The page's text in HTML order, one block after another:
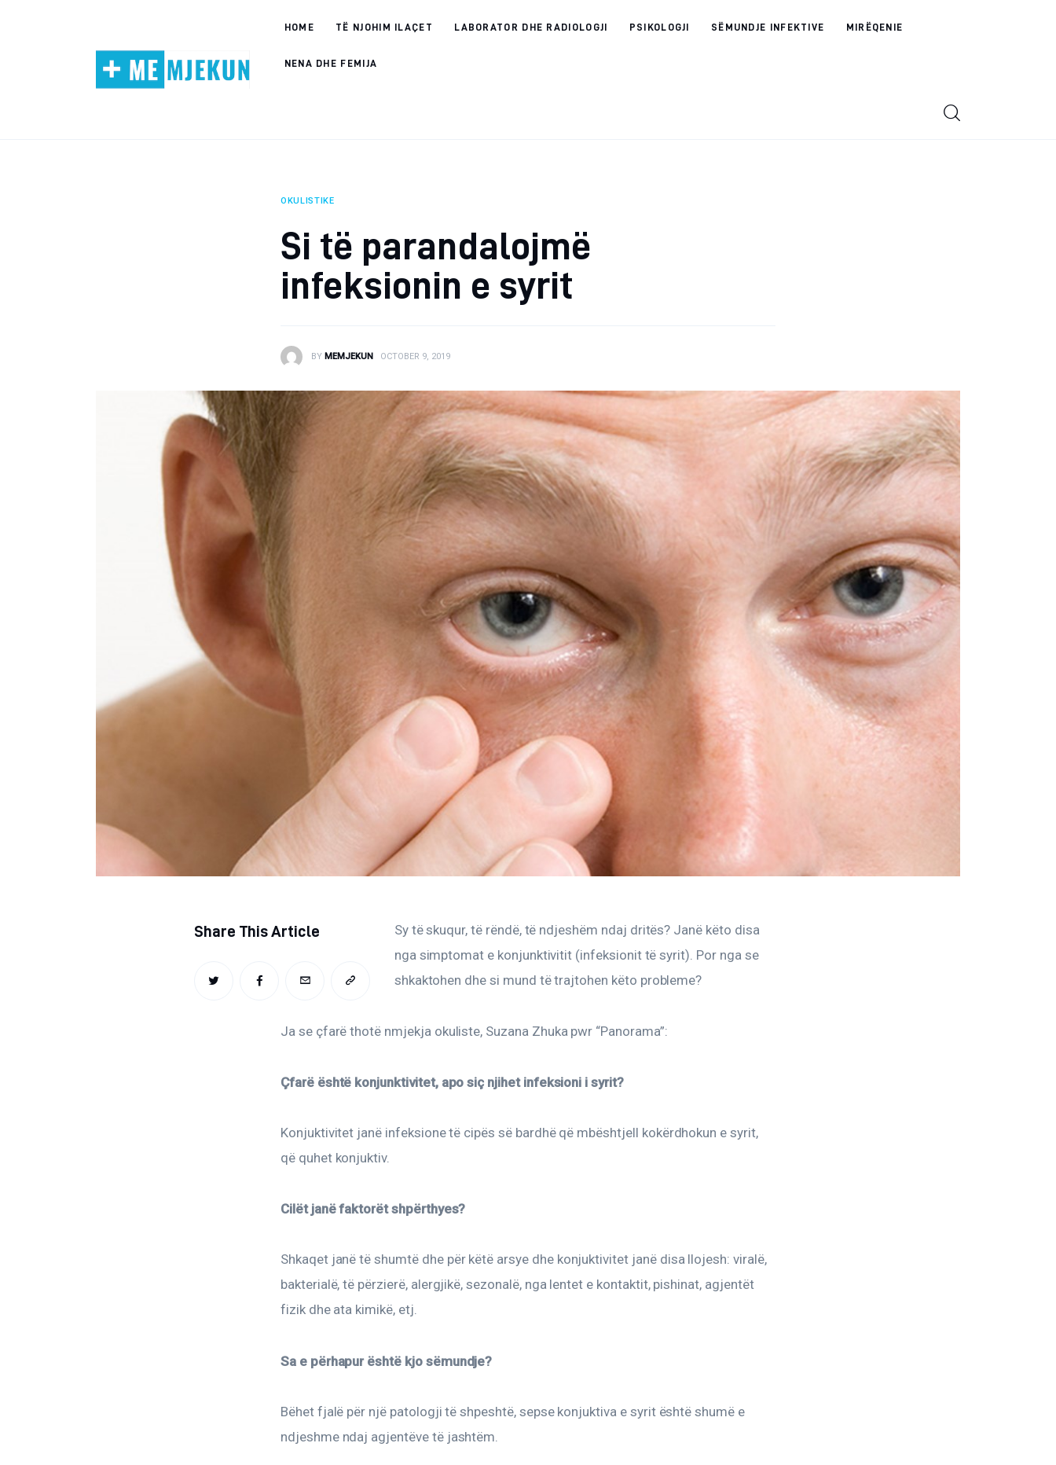
HOME TË NJOHIM ILAÇET LABORATOR DHE RADIOLOGJI PSIKOLOGJI SËMUNDJE INFEKTIVE MIRËQENIE
NENA DHE FEMIJA
Regjim ushqimor
OKULISTIKE
Si të parandalojmë
infeksionin e syrit
BY MEMJEKUN OCTOBER 9, 2019
Share This Article
TWITTERFACEBOOKEMAIL COPY
CLIPBOARD
Sy të skuqur, të rëndë, të ndjeshëm ndaj dritës? Janë këto disa
nga simptomat e konjunktivitit (infeksionit të syrit). Por nga se
shkaktohen dhe si mund të trajtohen këto probleme?
Ja se çfarë thotë nmjekja okuliste, Suzana Zhuka pwr “Panorama”:
Çfarë është konjunktivitet, apo siç njihet infeksioni i syrit?
Konjuktivitet janë infeksione të cipës së bardhë që mbështjell kokërdhokun e syrit,
që quhet konjuktiv.
Cilët janë faktorët shpërthyes?
Shkaqet janë të shumtë dhe për këtë arsye dhe konjuktivitet janë disa llojesh: viralë,
bakterialë, të përzierë, alergjikë, sezonalë, nga lentet e kontaktit, pishinat, agjentët
fizik dhe ata kimikë, etj.
Sa e përhapur është kjo sëmundje?
Bëhet fjalë për një patologji të shpeshtë, sepse konjuktiva e syrit është shumë e
ndjeshme ndaj agjentëve të jashtëm.